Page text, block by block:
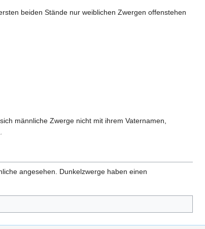
beiden Stände nur weiblichen Zwergen offenstehen
männliche Zwerge nicht mit ihrem Vaternamen,
angesehen. Dunkelzwerge haben einen